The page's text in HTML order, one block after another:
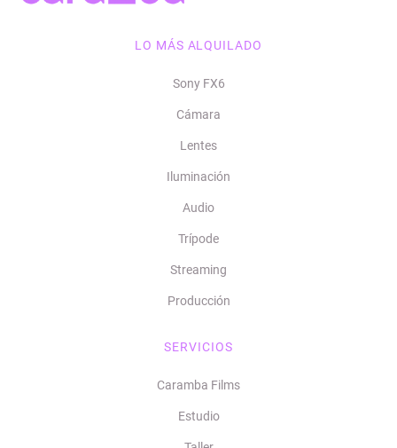
LO MÁS ALQUILADO
Sony FX6
Cámara
Lentes
Iluminación
Audio
Trípode
Streaming
Producción
SERVICIOS
Caramba Films
Estudio